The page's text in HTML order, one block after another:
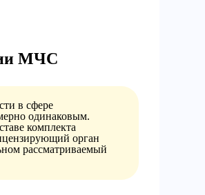
МЧС
в сфере
одинаковым.
комплекта
орган
рассматриваемый